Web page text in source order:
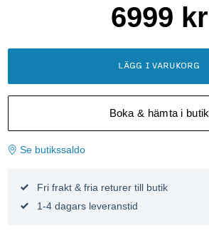
6999 kr
LÄGG I VARUKORG
Boka & hämta i butik
Se butikssaldo
Fri frakt & fria returer till butik
1-4 dagars leveranstid